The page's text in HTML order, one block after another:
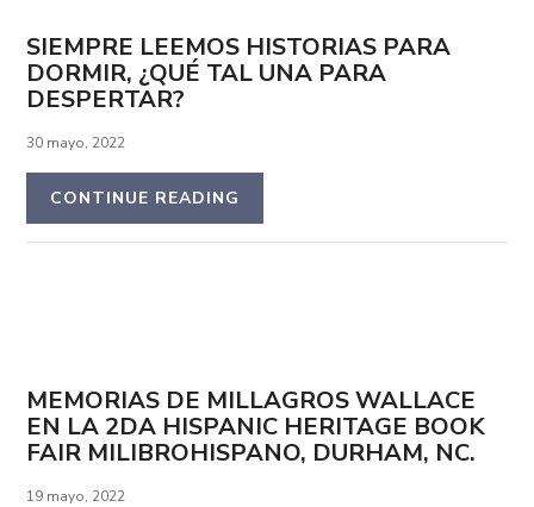
SIEMPRE LEEMOS HISTORIAS PARA
DORMIR, ¿QUÉ TAL UNA PARA
DESPERTAR?
30 mayo, 2022
CONTINUE READING
MEMORIAS DE MILLAGROS WALLACE
EN LA 2DA HISPANIC HERITAGE BOOK
FAIR MILIBROHISPANO, DURHAM, NC.
19 mayo, 2022